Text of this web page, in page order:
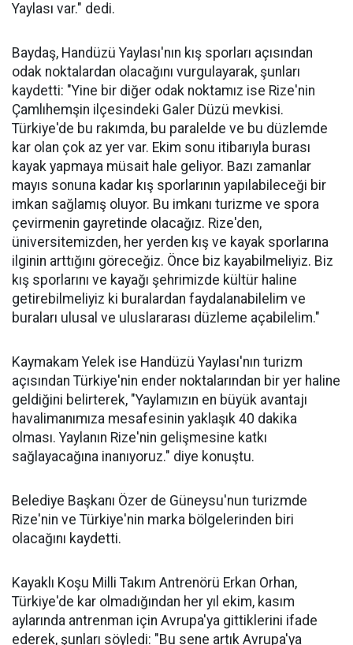
Yaylası var." dedi.
Baydaş, Handüzü Yaylası'nın kış sporları açısından
odak noktalardan olacağını vurgulayarak, şunları
kaydetti: "Yine bir diğer odak noktamız ise Rize'nin
Çamlıhemşin ilçesindeki Galer Düzü mevkisi.
Türkiye'de bu rakımda, bu paralelde ve bu düzlemde
kar olan çok az yer var. Ekim sonu itibarıyla burası
kayak yapmaya müsait hale geliyor. Bazı zamanlar
mayıs sonuna kadar kış sporlarının yapılabileceği bir
imkan sağlamış oluyor. Bu imkanı turizme ve spora
çevirmenin gayretinde olacağız. Rize'den,
üniversitemizden, her yerden kış ve kayak sporlarına
ilginin arttığını göreceğiz. Önce biz kayabilmeliyiz. Biz
kış sporlarını ve kayağı şehrimizde kültür haline
getirebilmeliyiz ki buralardan faydalanabilelim ve
buraları ulusal ve uluslararası düzleme açabilelim."
Kaymakam Yelek ise Handüzü Yaylası'nın turizm
açısından Türkiye'nin ender noktalarından bir yer haline
geldiğini belirterek, "Yaylamızın en büyük avantajı
havalimanımıza mesafesinin yaklaşık 40 dakika
olması. Yaylanın Rize'nin gelişmesine katkı
sağlayacağına inanıyoruz." diye konuştu.
Belediye Başkanı Özer de Güneysu'nun turizmde
Rize'nin ve Türkiye'nin marka bölgelerinden biri
olacağını kaydetti.
Kayaklı Koşu Milli Takım Antrenörü Erkan Orhan,
Türkiye'de kar olmadığından her yıl ekim, kasım
aylarında antrenman için Avrupa'ya gittiklerini ifade
ederek, şunları söyledi: "Bu sene artık Avrupa'ya